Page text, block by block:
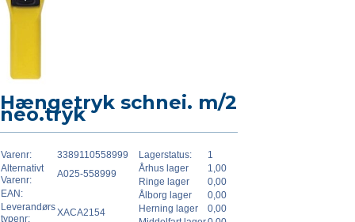
Hængetryk schnei. m/2
neo.tryk
Varenr:
3389110558999
Alternativt
Varenr:
A025-558999
EAN:
Leverandørs
typenr:
XACA2154
Lagerstatus:
1
Århus lager
1,00
Ringe lager
0,00
Ålborg lager
0,00
Herning lager
0,00